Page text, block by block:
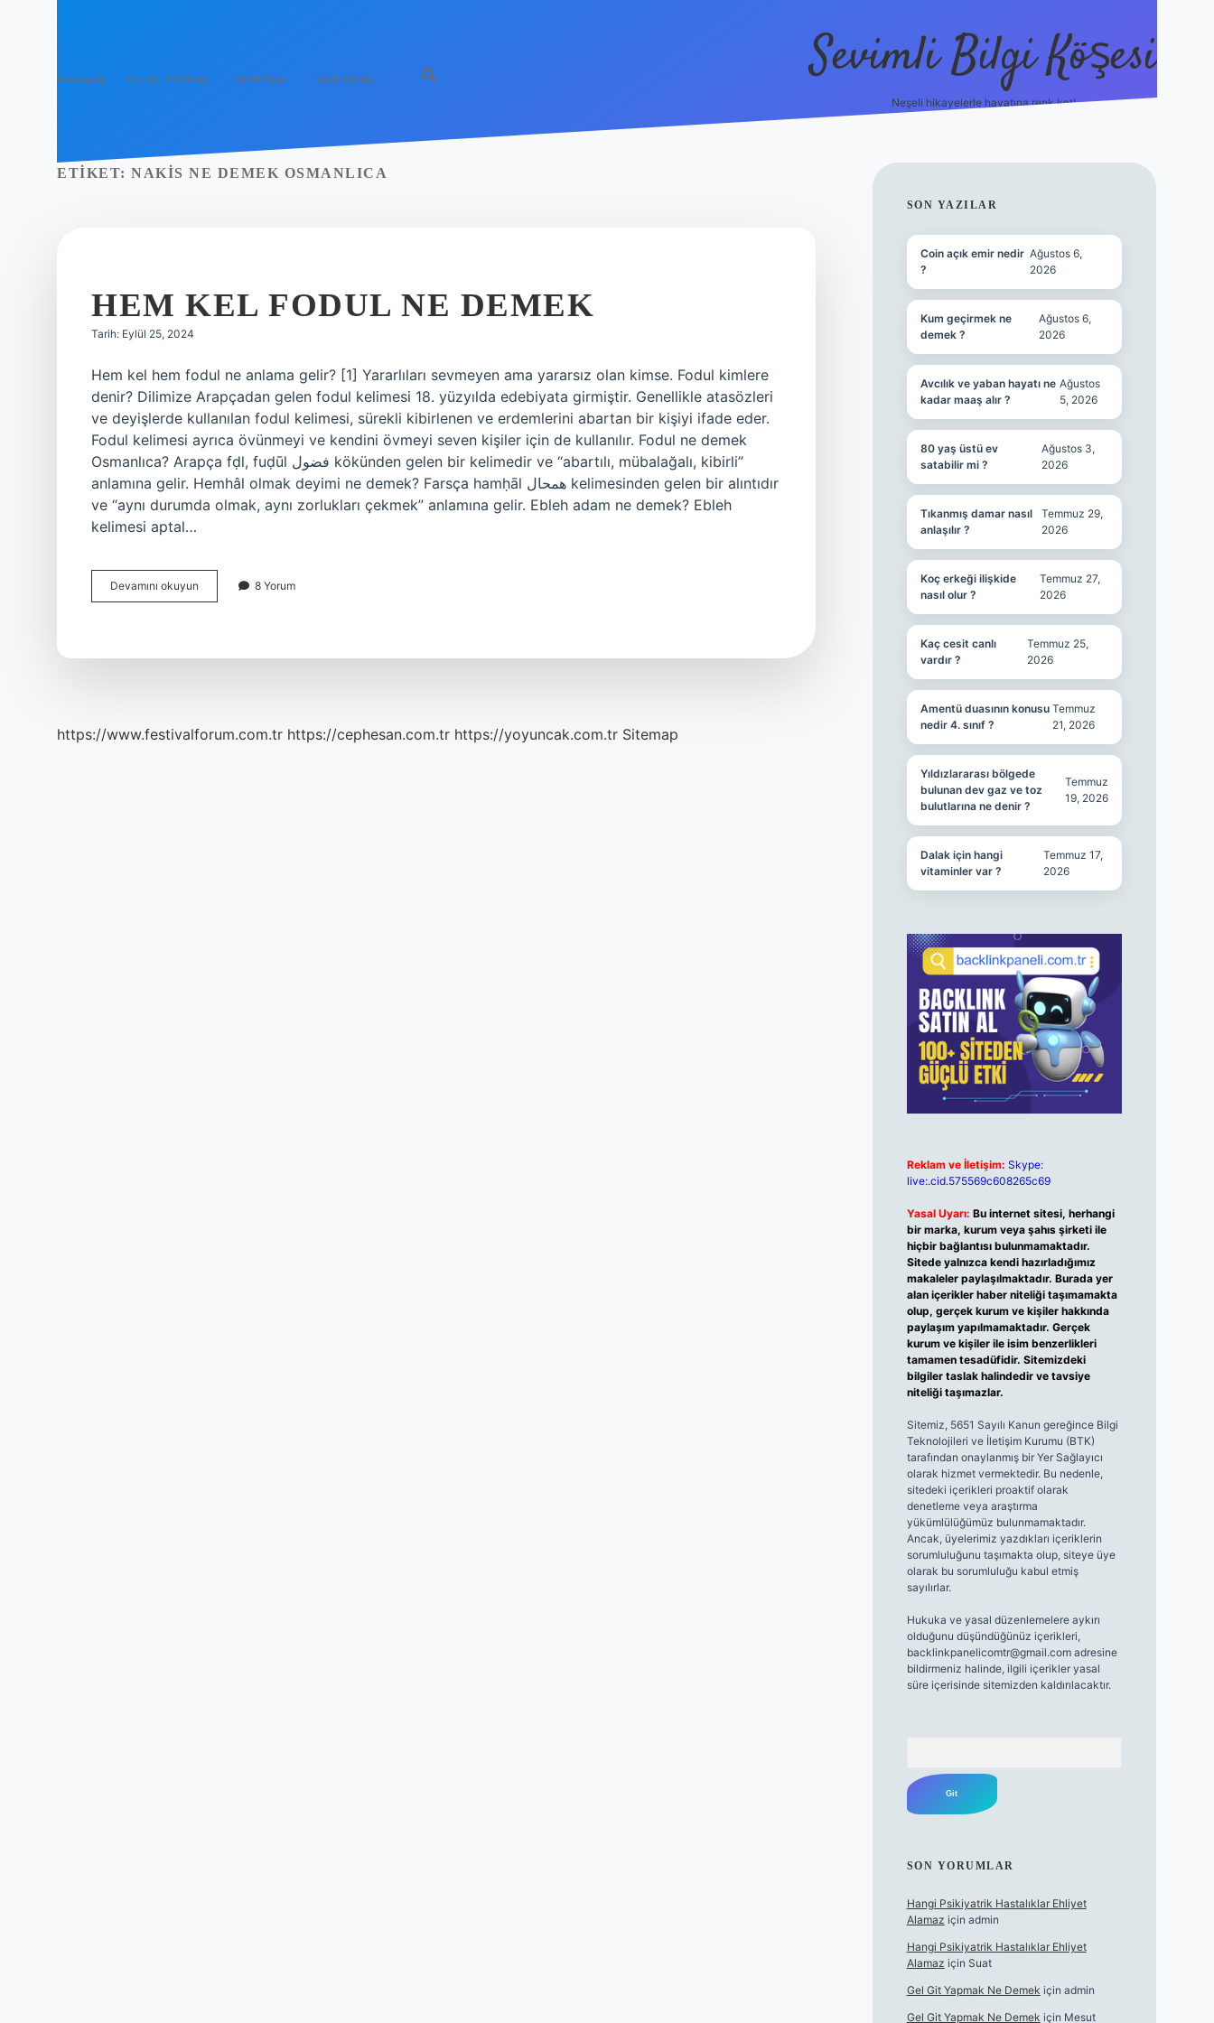
Anasayfa Gizlilik Politikası Yasal Uyarı Hakkımızda Sevimli Bilgi Köşesi
Neşeli hikayelerle hayatına renk kat!
ETIKET: NAKIS NE DEMEK OSMANLICA
HEM KEL FODUL NE DEMEK
Tarih: Eylül 25, 2024
Hem kel hem fodul ne anlama gelir? [1] Yararlıları sevmeyen ama yararsız olan kimse. Fodul kimlere
denir? Dilimize Arapçadan gelen fodul kelimesi 18. yüzyılda edebiyata girmiştir. Genellikle atasözleri
ve deyişlerde kullanılan fodul kelimesi, sürekli kibirlenen ve erdemlerini abartan bir kişiyi ifade eder.
Fodul kelimesi ayrıca övünmeyi ve kendini övmeyi seven kişiler için de kullanılır. Fodul ne demek
Osmanlıca? Arapça fḍl, fuḍūl فضول kökünden gelen bir kelimedir ve “abartılı, mübalağalı, kibirli”
anlamına gelir. Hemhâl olmak deyimi ne demek? Farsça hamḥāl همحال kelimesinden gelen bir alıntıdır
ve “aynı durumda olmak, aynı zorlukları çekmek” anlamına gelir. Ebleh adam ne demek? Ebleh
kelimesi aptal…
Devamını okuyun
Kel
8 Yorum
https://www.festivalforum.com.tr https://cephesan.com.tr https://yoyuncak.com.tr Sitemap
SIDEBAR
SON YAZILAR
Coin açık emir nedir
?
Ağustos 6,
2026
Kum geçirmek ne
demek ?
Ağustos 6,
2026
Avcılık ve yaban hayatı ne
kadar maaş alır ?
Ağustos
5, 2026
80 yaş üstü ev
satabilir mi ?
Ağustos 3,
2026
Tıkanmış damar nasıl
anlaşılır ?
Temmuz 29,
2026
Koç erkeği ilişkide
nasıl olur ?
Temmuz 27,
2026
Kaç cesit canlı
vardır ?
Temmuz 25,
2026
Amentü duasının konusu
nedir 4. sınıf ?
Temmuz
21, 2026
Yıldızlararası bölgede
bulunan dev gaz ve toz
bulutlarına ne denir ?
Temmuz
19, 2026
Dalak için hangi
vitaminler var ?
Temmuz 17,
2026
Reklam ve İletişim: Skype:
live:.cid.575569c608265c69
Yasal Uyarı: Bu internet sitesi, herhangi
bir marka, kurum veya şahıs şirketi ile
hiçbir bağlantısı bulunmamaktadır.
Sitede yalnızca kendi hazırladığımız
makaleler paylaşılmaktadır. Burada yer
alan içerikler haber niteliği taşımamakta
olup, gerçek kurum ve kişiler hakkında
paylaşım yapılmamaktadır. Gerçek
kurum ve kişiler ile isim benzerlikleri
tamamen tesadüfidir. Sitemizdeki
bilgiler taslak halindedir ve tavsiye
niteliği taşımazlar.
Sitemiz, 5651 Sayılı Kanun gereğince Bilgi
Teknolojileri ve İletişim Kurumu (BTK)
tarafından onaylanmış bir Yer Sağlayıcı
olarak hizmet vermektedir. Bu nedenle,
sitedeki içerikleri proaktif olarak
denetleme veya araştırma
yükümlülüğümüz bulunmamaktadır.
Ancak, üyelerimiz yazdıkları içeriklerin
sorumluluğunu taşımakta olup, siteye üye
olarak bu sorumluluğu kabul etmiş
sayılırlar.
Hukuka ve yasal düzenlemelere aykırı
olduğunu düşündüğünüz içerikleri,
backlinkpanelicomtr@gmail.comadresine
bildirmeniz halinde, ilgili içerikler yasal
süre içerisinde sitemizden kaldırılacaktır.
SON YORUMLAR
Hangi Psikiyatrik Hastalıklar Ehliyet
Alamaz için admin
Hangi Psikiyatrik Hastalıklar Ehliyet
Alamaz için Suat
Gel Git Yapmak Ne Demek için admin
Gel Git Yapmak Ne Demek için Mesut
hiltonbet güncel